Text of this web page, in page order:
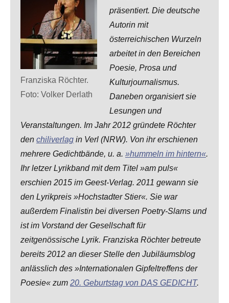
Franziska Röchter.
Foto: Volker Derlath
präsentiert. Die deutsche
Autorin mit
österreichischen Wurzeln
arbeitet in den Bereichen
Poesie, Prosa und
Kulturjournalismus.
Daneben organisiert sie
Lesungen und
Veranstaltungen. Im Jahr 2012 gründete Röchter
den chiliverlag in Verl (NRW). Von ihr erschienen
mehrere Gedichtbände, u. a. »hummeln im hintern«.
Ihr letzer Lyrikband mit dem Titel »am puls«
erschien 2015 im Geest-Verlag. 2011 gewann sie
den Lyrikpreis »Hochstadter Stier«. Sie war
außerdem Finalistin bei diversen Poetry-Slams und
ist im Vorstand der Gesellschaft für
zeitgenössische Lyrik. Franziska Röchter betreute
bereits 2012 an dieser Stelle den Jubiläumsblog
anlässlich des »Internationalen Gipfeltreffens der
Poesie« zum 20. Geburtstag von DAS GEDICHT.